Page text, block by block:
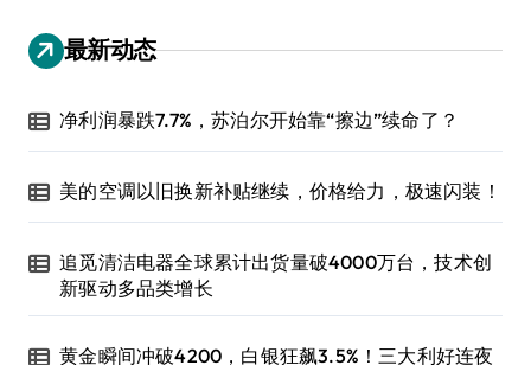
最新动态
净利润暴跌7.7%，苏泊尔开始靠“擦边”续命了？
美的空调以旧换新补贴继续，价格给力，极速闪装！
追觅清洁电器全球累计出货量破4000万台，技术创
新驱动多品类增长
黄金瞬间冲破4200，白银狂飙3.5%！三大利好连夜